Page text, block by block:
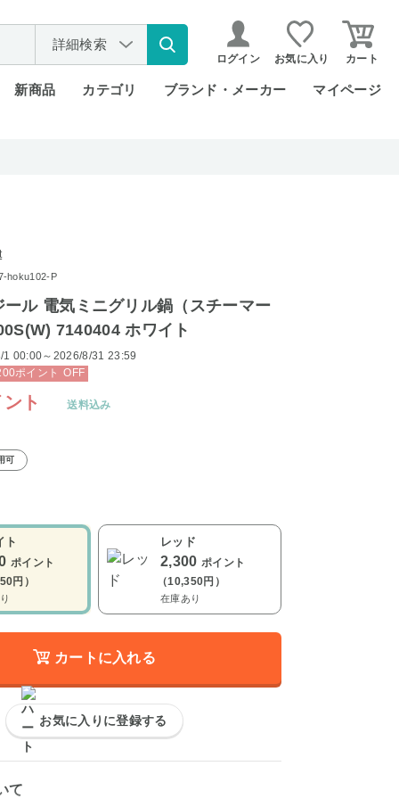
詳細検索
ログイン お気に入り カート
新商品 カテゴリ ブランド・メーカー マイページ
hoku102-P
ール 電気ミニグリル鍋（スチーマー
7140404 ホワイト
1 00:00～2026/8/31 23:59
ポイント OFF
ト 送料込み
可
ト
ポイント
円）
レッド
2,300 ポイント
（10,350円）
在庫あり
カートに入れる
お気に入りに登録する
て